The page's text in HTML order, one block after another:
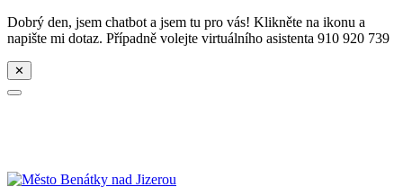
Dobrý den, jsem chatbot a jsem tu pro vás! Klikněte na ikonu a
napište mi dotaz. Případně volejte virtuálního asistenta 910 920 739
✕